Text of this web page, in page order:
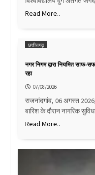
Read More..
छत्तीसगढ़
नगर निगम द्वारा नियमित साफ-
रहा
07/08/2026
राजनांदगांव, 06 अगस्त
बारिश के दौरान नागरिक
Read More..